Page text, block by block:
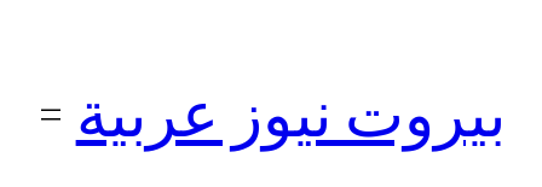
بيروت نيوز عربية